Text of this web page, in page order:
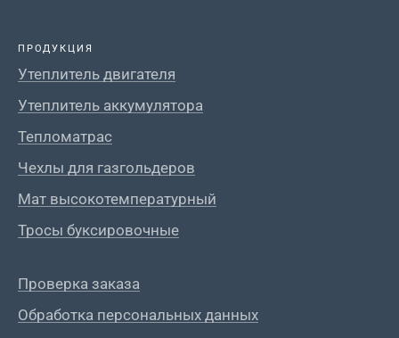
ПРОДУКЦИЯ
Утеплитель двигателя
Утеплитель аккумулятора
Тепломатрас
Чехлы для газгольдеров
Мат высокотемпературный
Тросы буксировочные
Проверка заказа
Обработка персональных данных